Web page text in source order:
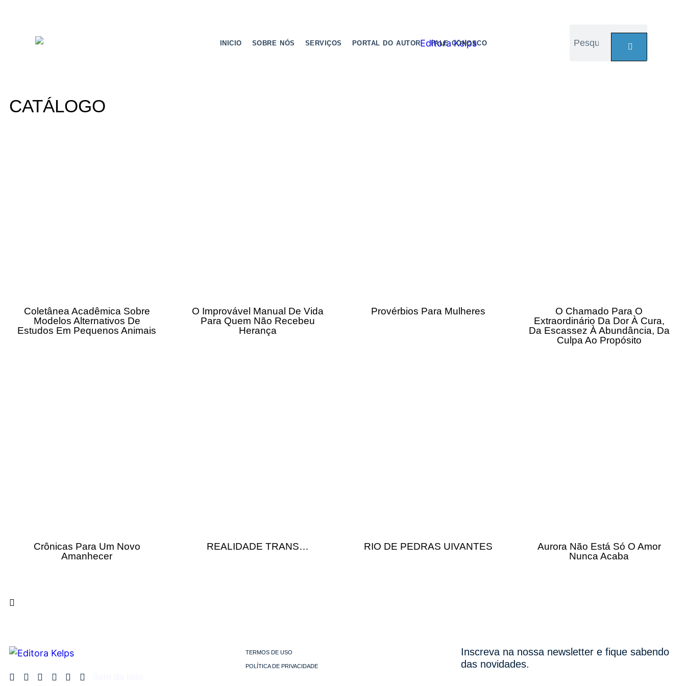
INICIO SOBRE NÓS SERVIÇOS PORTAL DO AUTOR FALE CONOSCO
CATÁLOGO
Coletânea Acadêmica Sobre
Modelos Alternativos De
Estudos Em Pequenos Animais
O Improvável Manual De Vida
Para Quem Não Recebeu
Herança
Provérbios Para Mulheres
O Chamado Para O
Extraordinário Da Dor À Cura,
Da Escassez À Abundância, Da
Culpa Ao Propósito
Crônicas Para Um Novo
Amanhecer
REALIDADE TRANS… RIO DE PEDRAS UIVANTES
Aurora Não Está Só O Amor
Nunca Acaba
TERMOS DE USO
POLÍTICA DE PRIVACIDADE
Inscreva na nossa newsletter e fique sabendo
das novidades.